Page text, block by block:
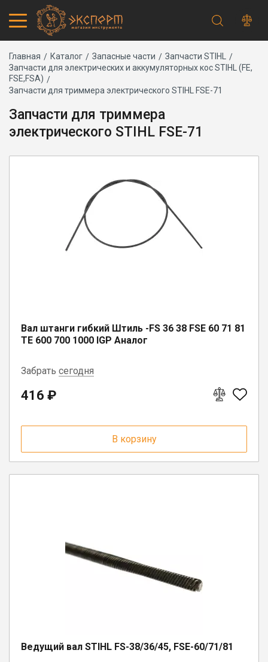
Каталог товаров
Запчасти
Проверить статус заказа
Основная
навигация
Адреса магазинов
Получение и оплата
Доставка транспортной компанией
Сервисный центр
Правила работы
Плановое техническое обслуживание
Предпродажная подготовка
Заточка и ремонт цепей бензопил и электропил
Строка
навигации
Главная Каталог Запасные части
Запчасти STIHL
Запчасти для электрических и аккумуляторных кос STIHL (FE,
FSE,FSA)
Запчасти для триммера электрического STIHL FSE-71
Запчасти для триммера
электрического STIHL FSE-71
Вал штанги гибкий Штиль -FS 36 38 FSE 60 71 81
TE 600 700 1000 IGP Аналог
Забрать сегодня
п. Депо, ул. Советская, д. 13
п. Коноша, ул. Советская, д. 72А
г. Белозерск, ул. С.Орлова, д. 10А
п. Вожега, ул. Советская, д. 15
416 ₽
В корзину
Ведущий вал STIHL FS-38/36/45, FSE-60/71/81